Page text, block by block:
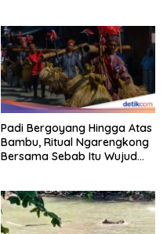
Padi Bergoyang Hingga Atas
Bambu, Ritual Ngarengkong
Bersama Sebab Itu Wujud